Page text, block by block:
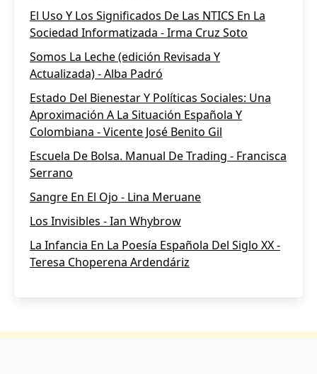
El Uso Y Los Significados De Las NTICS En La
Sociedad Informatizada - Irma Cruz Soto
Somos La Leche (edición Revisada Y
Actualizada) - Alba Padró
Estado Del Bienestar Y Políticas Sociales: Una
Aproximación A La Situación Española Y
Colombiana - Vicente José Benito Gil
Escuela De Bolsa. Manual De Trading - Francisca
Serrano
Sangre En El Ojo - Lina Meruane
Los Invisibles - Ian Whybrow
La Infancia En La Poesía Española Del Siglo XX -
Teresa Choperena Ardendáriz